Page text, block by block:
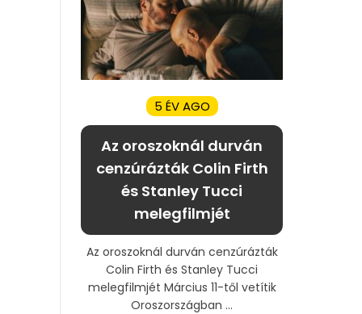
5 ÉV AGO
Az oroszoknál durván
cenzúrázták Colin Firth
és Stanley Tucci
melegfilmjét
Az oroszoknál durván cenzúrázták
Colin Firth és Stanley Tucci
melegfilmjét Március 11-től vetítik
Oroszországban ...